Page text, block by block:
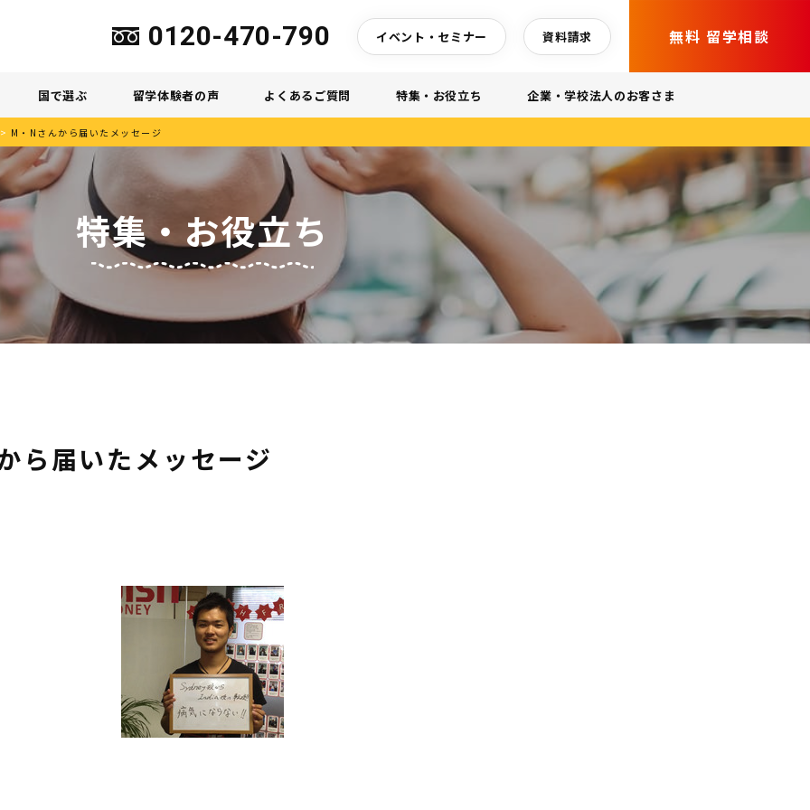
0120-470-790 イベント・セミナー 資料請求 無料 留学相談
国で選ぶ 留学体験者の声 よくあるご質問 特集・お役立ち 企業・学校法人のお客さま
> M・Nさんから届いたメッセージ
特集・お役立ち
ら届いたメッセージ